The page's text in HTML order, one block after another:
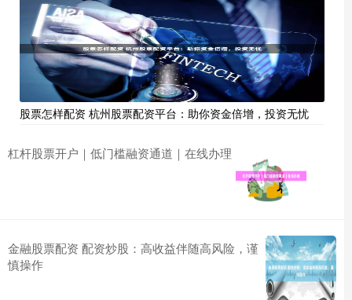
股票怎样配资 杭州股票配资平台：助你资金倍增，投资无忧
杠杆股票开户｜低门槛融资通道｜在线办理
金融股票配资 配资炒股：高收益伴随高风险，谨
慎操作